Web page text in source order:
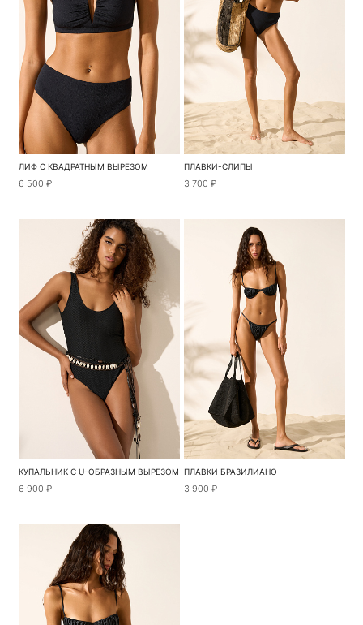
ЛИФ С КВАДРАТНЫМ ВЫРЕЗОМ
6 500 ₽
ПЛАВКИ-СЛИПЫ
3 700 ₽
КУПАЛЬНИК С U-ОБРАЗНЫМ ВЫРЕЗОМ
6 900 ₽
ПЛАВКИ БРАЗИЛИАНО
3 900 ₽